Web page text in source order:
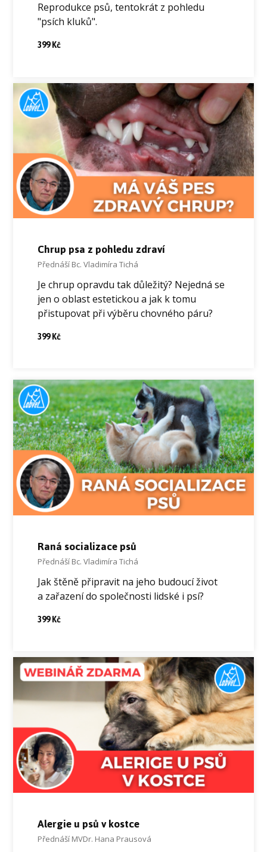
Reprodukce psů, tentokrát z pohledu
"psích kluků".
399 Kč
Chrup psa z pohledu zdraví
Přednáší Bc. Vladimíra Tichá
Je chrup opravdu tak důležitý? Nejedná se
jen o oblast estetickou a jak k tomu
přistupovat při výběru chovného páru?
399 Kč
Raná socializace psů
Přednáší Bc. Vladimíra Tichá
Jak štěně připravit na jeho budoucí život
a zařazení do společnosti lidské i psí?
399 Kč
Alergie u psů v kostce
Přednáší MVDr. Hana Prausová